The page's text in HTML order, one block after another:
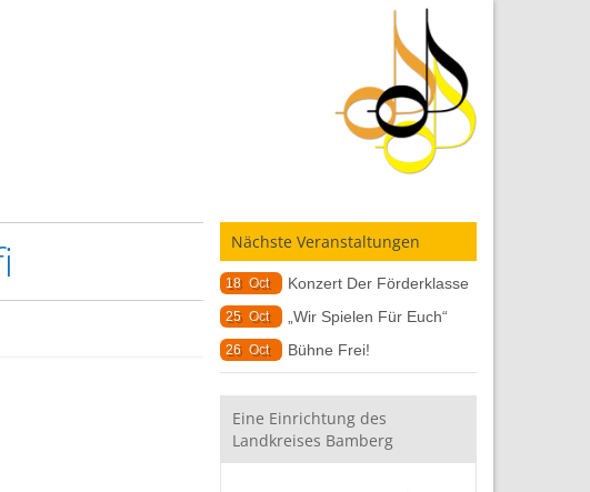
Nächste Veranstaltungen
18 Oct Konzert Der Förderklasse
25 Oct „Wir Spielen Für Euch“
26 Oct Bühne Frei!
Eine Einrichtung des
Landkreises Bamberg